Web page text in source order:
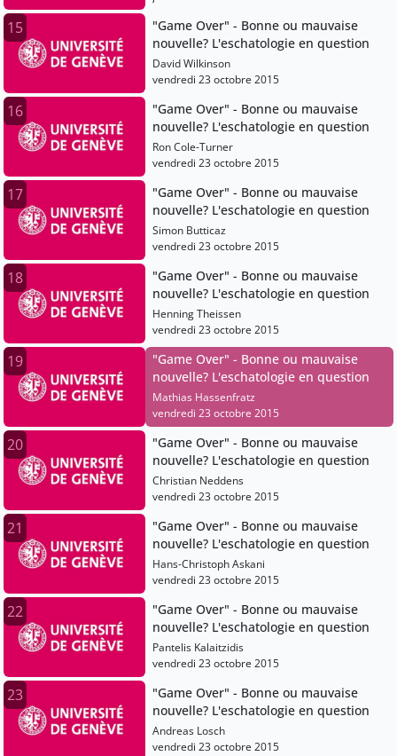
Wentzel Van Huyssteen, Pierre Bühler, Michael
Burdett, Elochukwu E. Uzukwu, Lexi Eikelboom,
Luc Bulundwe, Christian Cebulj, Mariel
Mazzocco, Lucie Doublet, David Wilkinson,
Theissen, Christian Neddens, Pantelis
Kalaitzidis, Andreas Losch, Christiane Tietz,
Stefan Beyerle, David Hamidovic, Michael
Wolter, Philip Ziegler, Vincent Delecroix, Jean
Zizioulas
15
"Game Over" - Bonne ou mauvaise
nouvelle? L'eschatologie en question
David Wilkinson
vendredi 23 octobre 2015
16
"Game Over" - Bonne ou mauvaise
nouvelle? L'eschatologie en question
Ron Cole-Turner
vendredi 23 octobre 2015
17
"Game Over" - Bonne ou mauvaise
nouvelle? L'eschatologie en question
Simon Butticaz
vendredi 23 octobre 2015
18
"Game Over" - Bonne ou mauvaise
nouvelle? L'eschatologie en question
Henning Theissen
vendredi 23 octobre 2015
19
"Game Over" - Bonne ou mauvaise
nouvelle? L'eschatologie en question
Mathias Hassenfratz
vendredi 23 octobre 2015
20
"Game Over" - Bonne ou mauvaise
nouvelle? L'eschatologie en question
Christian Neddens
vendredi 23 octobre 2015
21
"Game Over" - Bonne ou mauvaise
nouvelle? L'eschatologie en question
Hans-Christoph Askani
vendredi 23 octobre 2015
22
"Game Over" - Bonne ou mauvaise
nouvelle? L'eschatologie en question
Pantelis Kalaitzidis
vendredi 23 octobre 2015
23
"Game Over" - Bonne ou mauvaise
nouvelle? L'eschatologie en question
Andreas Losch
vendredi 23 octobre 2015